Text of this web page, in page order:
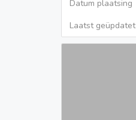
Datum plaatsing
Laatst geüpdatet